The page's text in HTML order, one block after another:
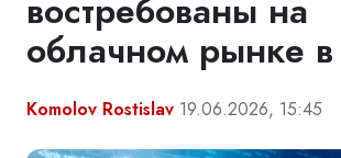
востребованы на
облачном рынке
Komolov Rostislav 19.06.2026, 15:45